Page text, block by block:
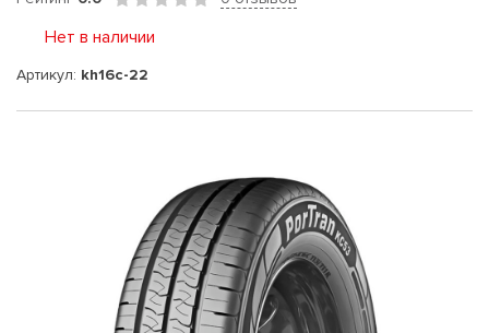
Нет в наличии
Артикул: kh16c-22